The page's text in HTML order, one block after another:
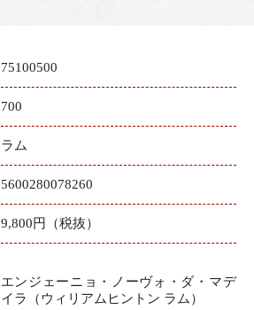
75100500
700
ラム
5600280078260
9,800円（税抜）
エンジェーニョ・ノーヴォ・ダ・マデ
イラ（ウィリアムヒントン ラム）